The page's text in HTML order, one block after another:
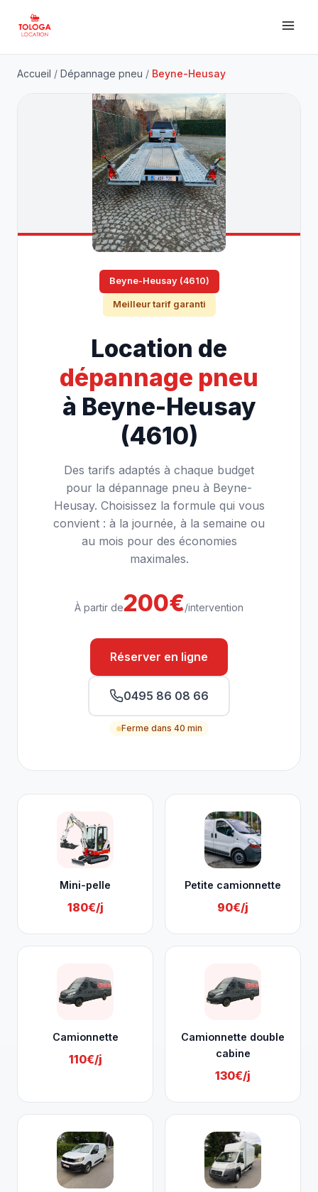
Accueil / Dépannage pneu / Beyne-Heusay
Beyne-Heusay (4610)
Meilleur tarif garanti
Location de
dépannage pneu
à Beyne-Heusay
(4610)
Des tarifs adaptés à chaque budget
pour la dépannage pneu à Beyne-
Heusay. Choisissez la formule qui vous
convient : à la journée, à la semaine ou
au mois pour des économies
maximales.
À partir de200€/intervention
Réserver en ligne
0495 86 08 66
Ferme dans 40 min
Mini-pelle
180€/j
Petite camionnette
90€/j
Camionnette
110€/j
Camionnette double
cabine
130€/j